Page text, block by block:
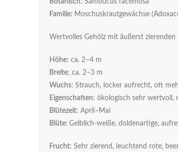
Familie: Moschuskrautgewächse
Wertvolles Gehölz mit äußerst
Höhe: ca. 2–4 m
Breite: ca. 2–3 m
Wuchs: Strauch, locker aufrecht, oft
Eigenschaften: ökologisch sehr wertvoll,
Blütezeit: April–Mai
Blüte: Gelblich-weiße, doldenartige,
Frucht: Sehr zierend, leuchtend rote,